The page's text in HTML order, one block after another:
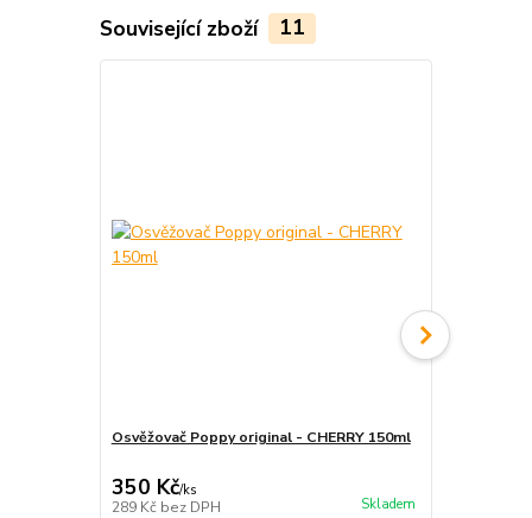
Související zboží 11
Osvěžovač Poppy original - CHERRY 150ml
350 Kč/ks
289 Kč bez DPH Skladem